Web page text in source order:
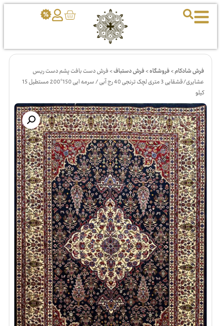
فرش شادکام>فروشگاه>فرش دستباف>فرش دست بافت پشم دست ریس
عشایری/قشقایی 3 متری لچک ترنجی 40 رج آبی / سرمه ایی 150*200 مستطیل 15
کیلو